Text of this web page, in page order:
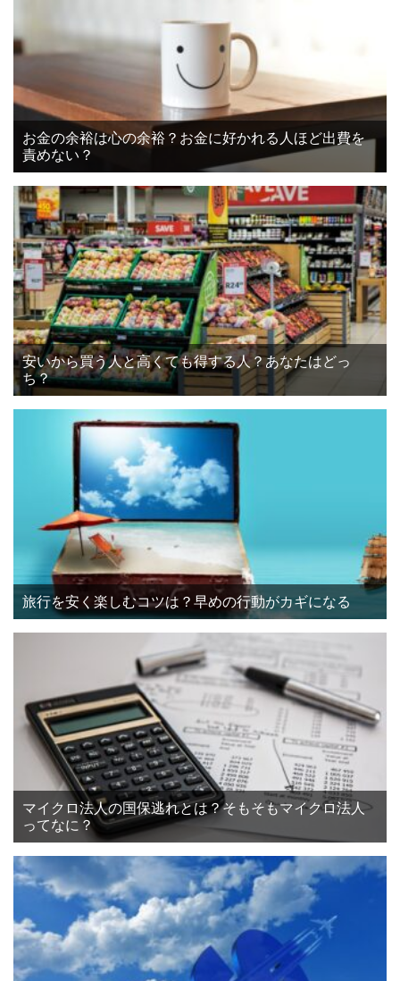
お金の余裕は心の余裕？お金に好かれる人ほど出費を
責めない？
安いから買う人と高くても得する人？あなたはどっ
ち？
旅行を安く楽しむコツは？早めの行動がカギになる
マイクロ法人の国保逃れとは？そもそもマイクロ法人
ってなに？